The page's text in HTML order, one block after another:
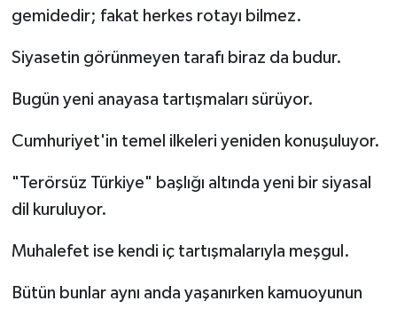
gemidedir; fakat herkes rotayı bilmez.
Siyasetin görünmeyen tarafı biraz da budur.
Bugün yeni anayasa tartışmaları sürüyor.
Cumhuriyet'in temel ilkeleri yeniden konuşuluyor.
"Terörsüz Türkiye" başlığı altında yeni bir siyasal
dil kuruluyor.
Muhalefet ise kendi iç tartışmalarıyla meşgul.
Bütün bunlar aynı anda yaşanırken kamuoyunun